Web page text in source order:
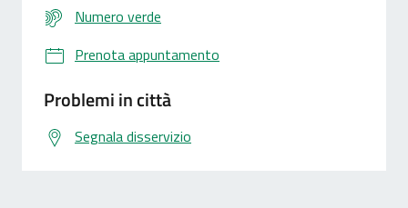
Numero verde
Prenota appuntamento
Problemi in città
Segnala disservizio